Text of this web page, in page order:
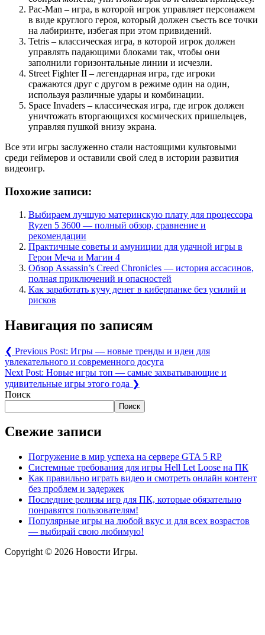
Pac-Man – игра, в которой игрок управляет персонажем
в виде круглого героя, который должен съесть все точки
на лабиринте, избегая при этом привидений.
Tetris – классическая игра, в которой игрок должен
управлять падающими блоками так, чтобы они
заполнили горизонтальные линии и исчезли.
Street Fighter II – легендарная игра, где игроки
сражаются друг с другом в режиме один на один,
используя различные удары и комбинации.
Space Invaders – классическая игра, где игрок должен
уничтожать вторгающихся космических пришельцев,
управляя пушкой внизу экрана.
Все эти игры заслуженно стали настоящими культовыми
среди геймеров и оставили свой след в истории развития
видеоигр.
Похожие записи:
Выбираем лучшую материнскую плату для процессора
Ryzen 5 3600 — полный обзор, сравнение и
рекомендации
Практичные советы и амуниции для удачной игры в
Герои Меча и Магии 4
Обзор Assassin’s Creed Chronicles — история ассасинов,
полная приключений и опасностей
Как заработать кучу денег в киберпанке без усилий и
рисков
Навигация по записям
❮ Previous Post: Игры — новые тренды и идеи для
увлекательного и современного досуга
Next Post: Новые игры топ — самые захватывающие и
удивительные игры этого года ❯
Поиск
Поиск
Свежие записи
Погружение в мир успеха на сервере GTA 5 RP
Системные требования для игры Hell Let Loose на ПК
Как правильно играть видео и смотреть онлайн контент
без проблем и задержек
Последние релизы игр для ПК, которые обязательно
понравятся пользователям!
Популярные игры на любой вкус и для всех возрастов
— выбирай свою любимую!
Copyright © 2026 Новости Игры.